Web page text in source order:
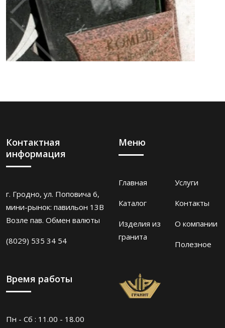
Контактная
информация
г. Гродно, ул. Поповича 6,
мини-рынок: павильон 13В
Возле пав. Обмен валюты
(8029) 535 34 54
Меню
Главная
Каталог
Изделия из
гранита
Услуги
Контакты
О компании
Полезное
Время работы
Пн - Сб : 11.00 - 18.00